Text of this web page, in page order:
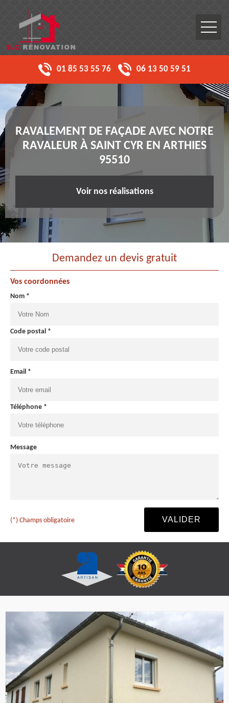
01 85 53 55 76 06 13 50 59 51
RAVALEMENT DE FAÇADE AVEC NOTRE
RAVALEUR À SAINT CYR EN ARTHIES
95510
Voir nos réalisations
Demandez un devis gratuit
Vos coordonnées
Nom *
Code postal *
Email *
Téléphone *
Message
(*) Champs obligatoire